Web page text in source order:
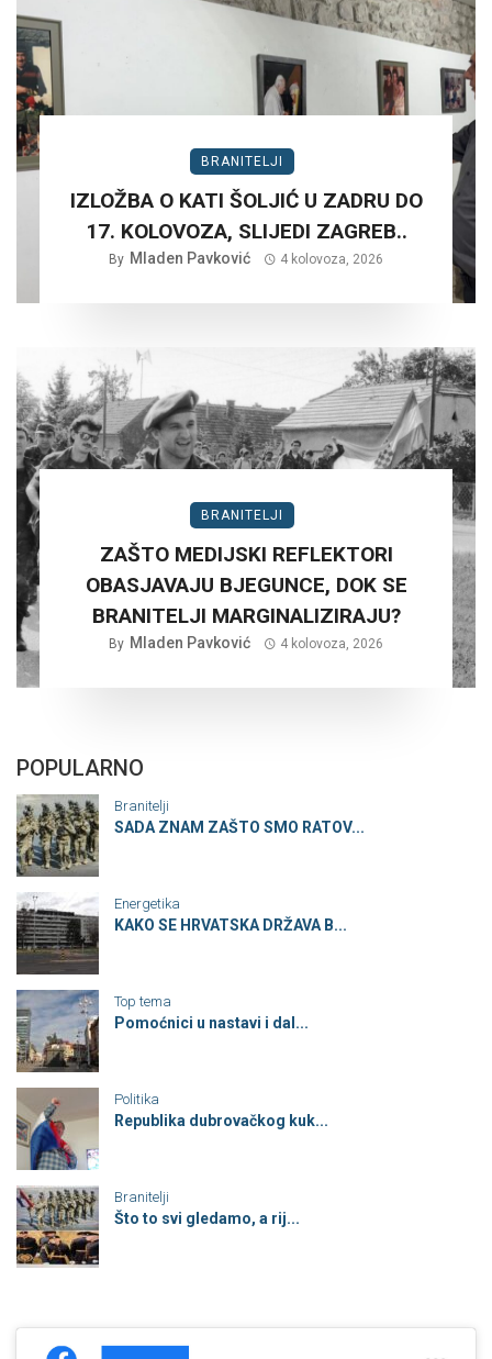
BRANITELJI
IZLOŽBA O KATI ŠOLJIĆ U ZADRU DO
17. KOLOVOZA, SLIJEDI ZAGREB..
By Mladen Pavković 4 kolovoza, 2026
BRANITELJI
ZAŠTO MEDIJSKI REFLEKTORI
OBASJAVAJU BJEGUNCE, DOK SE
BRANITELJI MARGINALIZIRAJU?
By Mladen Pavković 4 kolovoza, 2026
POPULARNO
Branitelji
SADA ZNAM ZAŠTO SMO RATOV...
Energetika
KAKO SE HRVATSKA DRŽAVA B...
Top tema
Pomoćnici u nastavi i dal...
Politika
Republika dubrovačkog kuk...
Branitelji
Što to svi gledamo, a rij...